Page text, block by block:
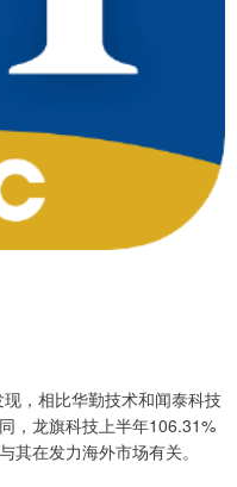
，相比华勤技术和闻泰科技
，龙旗科技上半年106.31%
其在发力海外市场有关。